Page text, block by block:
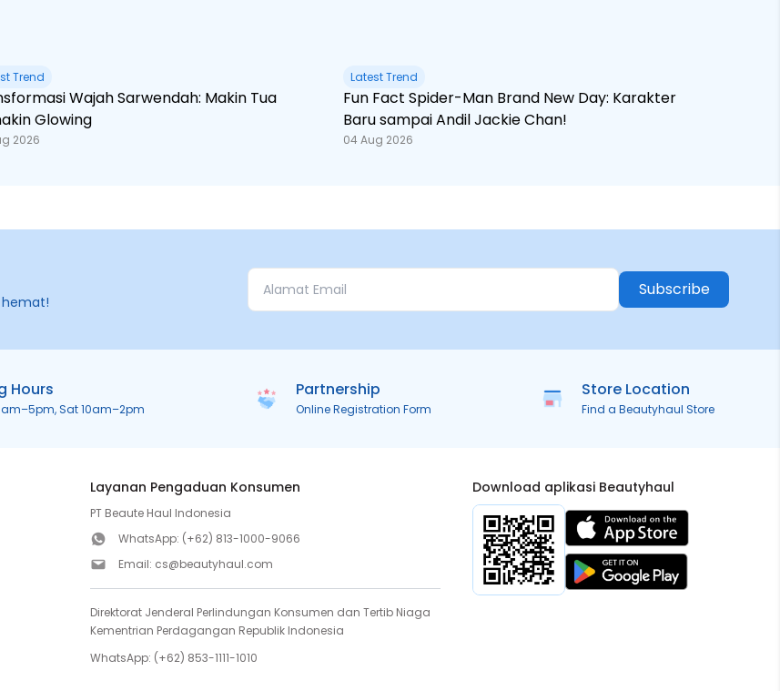
Trend
Wajah Sarwendah: Makin Tua
Glowing
2026
Latest Trend
Fun Fact Spider-Man Brand New Day: Karakter
Baru sampai Andil Jackie Chan!
04 Aug 2026
Subscribe
Hours
Sat 10am–2pm
Partnership
Online Registration Form
Store Location
Find a Beautyhaul Store
Layanan Pengaduan Konsumen
PT Beaute Haul Indonesia
WhatsApp: (+62) 813-1000-9066
Email: cs@beautyhaul.com
Direktorat Jenderal Perlindungan Konsumen dan Tertib Niaga
Kementrian Perdagangan Republik Indonesia
WhatsApp: (+62) 853-1111-1010
Download aplikasi Beautyhaul